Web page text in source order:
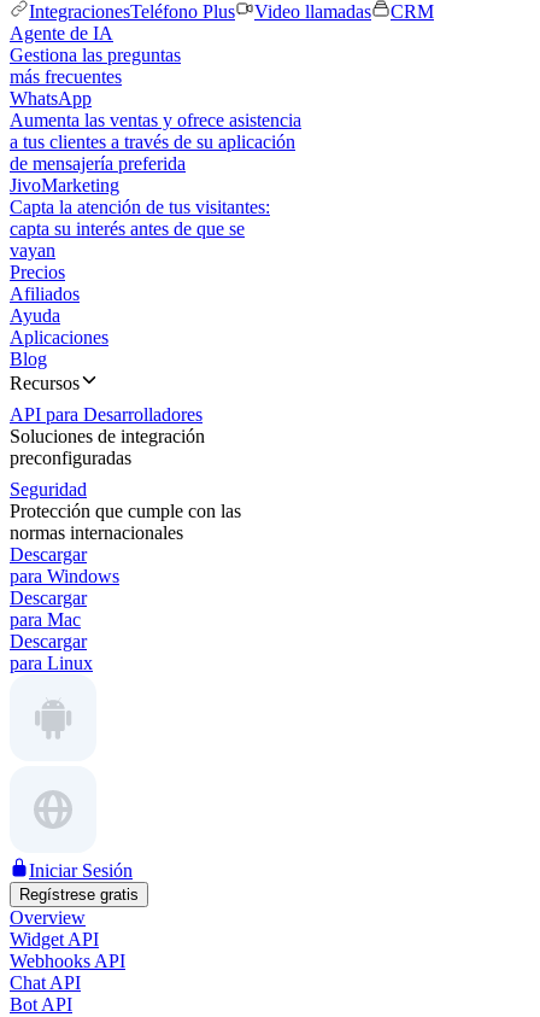
IntegracionesTeléfono Plus Video llamadas
CRM
Agente de IA
Gestiona las preguntas
más frecuentes
WhatsApp
Aumenta las ventas y ofrece asistencia
a tus clientes a través de su aplicación
de mensajería preferida
JivoMarketing
Capta la atención de tus visitantes:
capta su interés antes de que se
vayan
Precios
Afiliados
Ayuda
Aplicaciones
Blog
Recursos
API para Desarrolladores
Soluciones de integración
preconfiguradas
Seguridad
Protección que cumple con las
normas internacionales
Descargar
para Windows
Descargar
para Mac
Descargar
para Linux
Iniciar Sesión
Regístrese gratis
Overview
Widget API
Webhooks API
Chat API
Bot API